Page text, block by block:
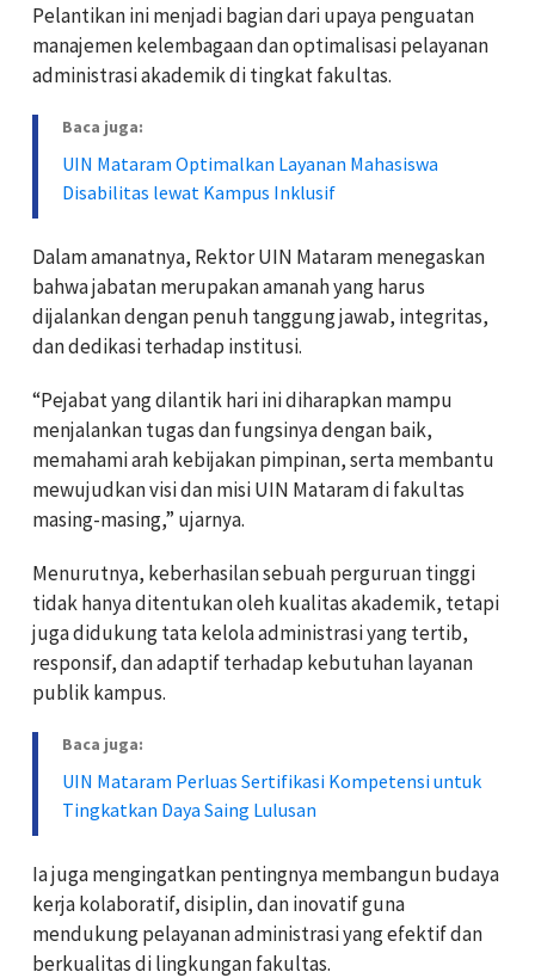
Pelantikan ini menjadi bagian dari upaya penguatan
manajemen kelembagaan dan optimalisasi pelayanan
administrasi akademik di tingkat fakultas.
Baca juga:
UIN Mataram Optimalkan Layanan Mahasiswa
Disabilitas lewat Kampus Inklusif
Dalam amanatnya, Rektor UIN Mataram menegaskan
bahwa jabatan merupakan amanah yang harus
dijalankan dengan penuh tanggung jawab, integritas,
dan dedikasi terhadap institusi.
“Pejabat yang dilantik hari ini diharapkan mampu
menjalankan tugas dan fungsinya dengan baik,
memahami arah kebijakan pimpinan, serta membantu
mewujudkan visi dan misi UIN Mataram di fakultas
masing-masing,” ujarnya.
Menurutnya, keberhasilan sebuah perguruan tinggi
tidak hanya ditentukan oleh kualitas akademik, tetapi
juga didukung tata kelola administrasi yang tertib,
responsif, dan adaptif terhadap kebutuhan layanan
publik kampus.
Baca juga:
UIN Mataram Perluas Sertifikasi Kompetensi untuk
Tingkatkan Daya Saing Lulusan
Ia juga mengingatkan pentingnya membangun budaya
kerja kolaboratif, disiplin, dan inovatif guna
mendukung pelayanan administrasi yang efektif dan
berkualitas di lingkungan fakultas.